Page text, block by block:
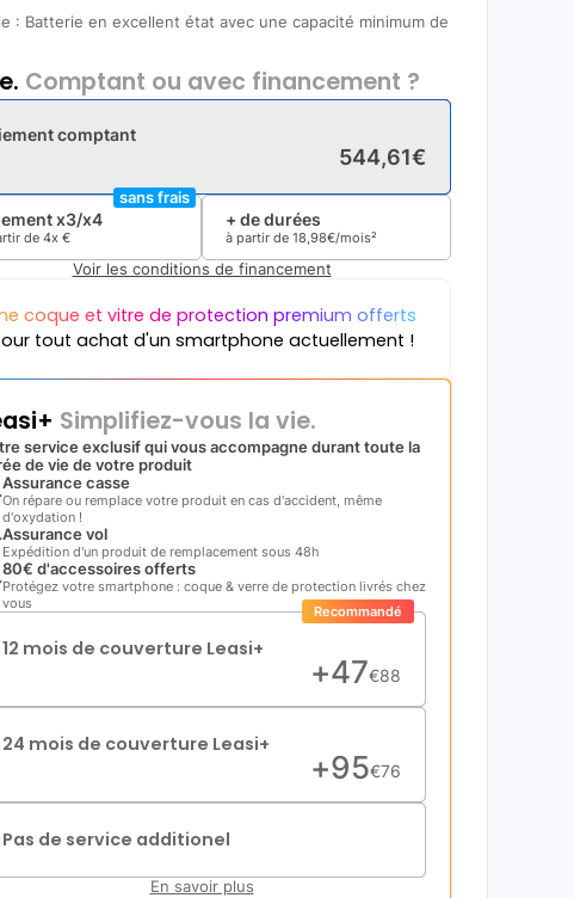
: Batterie en excellent état avec une capacité minimum de
Comptant ou avec financement ?
comptant
544,61€
x3/x4
de 4x €
sans frais
+ de durées
à partir de 18,98€/mois²
Voir les conditions de financement
coque et vitre de protection premium offerts
tout achat d'un smartphone actuellement !
Simplifiez-vous la vie.
service exclusif qui vous accompagne durant toute la
de vie de votre produit
Assurance casse
On répare ou remplace votre produit en cas d'accident, même
d'oxydation !
Assurance vol
Expédition d'un produit de remplacement sous 48h
80€ d'accessoires offerts
Protégez votre smartphone : coque & verre de protection livrés chez
vous
12 mois de couverture Leasi+
+47€88
Recommandé
24 mois de couverture Leasi+
+95€76
Pas de service additionel
En savoir plus